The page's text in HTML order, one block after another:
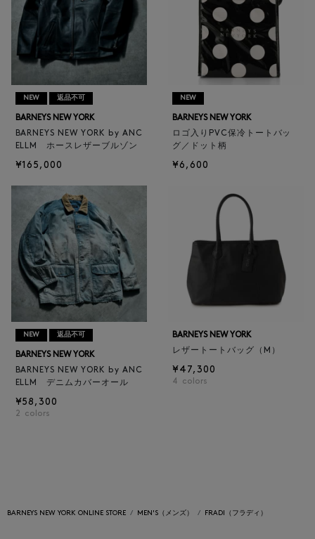
NEW 返品不可
BARNEYS NEW YORK
BARNEYS NEW YORK by ANC
ELLM ホースレザーブルゾン
¥165,000
NEW
BARNEYS NEW YORK
ロゴ入りPVC保冷トートバッ
グ／ドット柄
¥6,600
NEW 返品不可
BARNEYS NEW YORK
BARNEYS NEW YORK by ANC
ELLM デニムカバーオール
¥58,300
2 colors
BARNEYS NEW YORK
レザートートバッグ（M）
¥47,300
4 colors
BARNEYS NEW YORK ONLINE STORE MEN'S（メンズ） FRADI（フラディ）